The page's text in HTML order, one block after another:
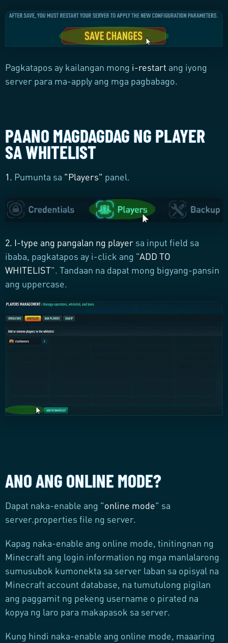
Pagkatapos ay kailangan mong i-restart ang iyong
server para ma-apply ang mga pagbabago.
PAANO MAGDAGDAG NG PLAYER
SA WHITELIST
1. Pumunta sa "Players" panel.
2. I-type ang pangalan ng player sa input field sa
ibaba, pagkatapos ay i-click ang "ADD TO
WHITELIST". Tandaan na dapat mong bigyang-pansin
ang uppercase.
ANO ANG ONLINE MODE?
Dapat naka-enable ang "online mode" sa
server.properties file ng server.
Kapag naka-enable ang online mode, tinitingnan ng
Minecraft ang login information ng mga manlalarong
sumusubok kumonekta sa server laban sa opisyal na
Minecraft account database, na tumutulong pigilan
ang paggamit ng pekeng username o pirated na
kopya ng laro para makapasok sa server.
Kung hindi naka-enable ang online mode, maaaring